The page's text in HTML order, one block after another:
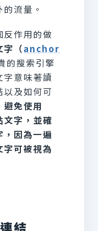
流量。
反作用的做
字（anchor
的搜索引擎
意味著讀
及如何可
避免使用
字，並確
，因為一遍
可被視為